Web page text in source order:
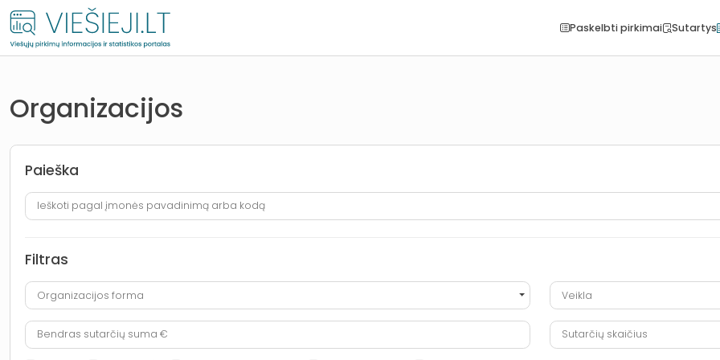
Paskelbti pirkimai Sutartys
Organizacijos
Paieška
Ieškoti pagal įmonės pavadinimą arba kodą
Filtras
Organizacijos forma
Organizacijos forma
Bendras sutarčių suma €
Veikla
Veikla
Sutarčių skaičius